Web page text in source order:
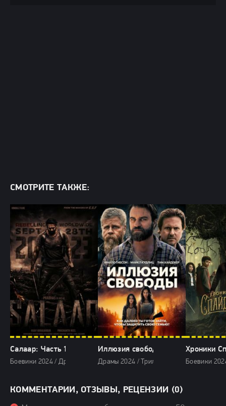
СМОТРИТЕ ТАКЖЕ:
Салаар: Часть 1 – Примирение (2024)
Боевики 2024 / Драмы 2024 / Криминальные фильмы 2024 /
Иллюзия свободы (2024)
Драмы 2024 / Триллеры 2024 /
Хроники
Боевики
КОММЕНТАРИИ, ОТЗЫВЫ, РЕЦЕНЗИИ (0)